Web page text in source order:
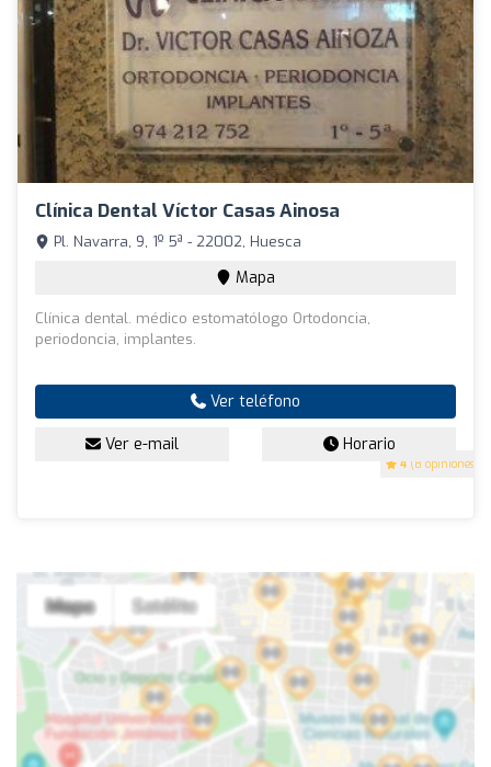
Clínica Dental Víctor Casas Ainosa
4 (8 opiniones)
Pl. Navarra, 9, 1º 5ª - 22002, Huesca
Mapa
Clínica dental. médico estomatólogo Ortodoncia,
periodoncia, implantes.
Ver teléfono
Ver e-mail Horario